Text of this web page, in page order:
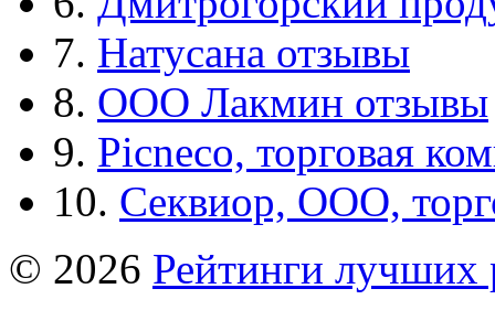
7. Натусана отзывы
8. ООО Лакмин отзывы
9. Picneco, торговая
10. Секвиор, ООО,
© 2026 Рейтинги лучших